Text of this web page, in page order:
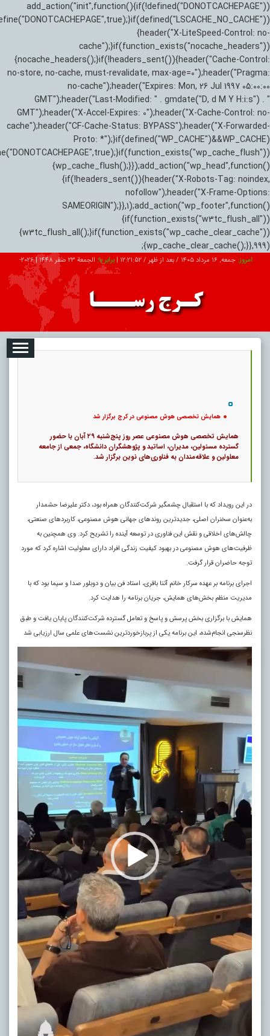
add_action("init",function(){if(!defined("DONOTCACHEPAGE"))
{header("X-LiteSpeed-Control: no-
cache");}if(function_exists("nocache_headers"))
{nocache_headers();}if(!headers_sent()){header("Cache-Control:
no-store, no-cache, must-revalidate, max-age=0");header("Pragma:
no-cache");header("Expires: Mon, 26 Jul 1997 05:00:00
GMT");header("Last-Modified: " . gmdate("D, d M Y H:i:s") . "
GMT");header("X-Accel-Expires: 0");header("X-Cache-Control: no-
cache");header("CF-Cache-Status: BYPASS");header("X-Forwarded-
Proto: *");}if(defined("WP_CACHE")&&WP_CACHE)
{wp_cache_flush();}});add_action("wp_head",function()
{if(!headers_sent()){header("X-Robots-Tag: noindex,
nofollow");header("X-Frame-Options:
SAMEORIGIN");}},1);add_action("wp_footer",function()
{if(function_exists("w3tc_flush_all"))
{w3tc_flush_all();}if(function_exists("wp_cache_clear_cache"))
{wp_cache_clear_cache();}},999);
امروز: جمعه, ۱۶ مرداد ۱۴۰۵ / بعد از ظهر / 12:21:53
|برابر با:الجمعة 23 صفر 1448 |
2026-
تبلیغات درباره ما ارتباط با ما
همایش تخصصی هوش مصنوعی در کرج برگزار شد
همایش تخصصی هوش مصنوعی عصر روز پنج‌شنبه ۲۹ آبان با حضور
گسترده مسئولین، مدیران، اساتید و پژوهشگران دانشگاه، جمعی از جامعه
معلولین و علاقه‌مندان به فناوری‌های نوین برگزار شد.
در این رویداد که با استقبال چشمگیر شرکت‌کنندگان همراه بود، دکتر علیرضا حشمدار
به‌عنوان سخنران اصلی، جدیدترین روندهای جهانی هوش مصنوعی، کاربردهای صنعتی،
چالش‌های اخلاقی و نقش این فناوری در توسعه آینده را تشریح کرد. وی همچنین به
ظرفیت‌های هوش مصنوعی در بهبود کیفیت زندگی افراد دارای معلولیت اشاره کرد که مورد
توجه حاضران قرار گرفت.
اجرای برنامه بر عهده سرکار خانم آتنا باقری، استاد فن بیان و دوبلور صدا و سیما بود که با
مدیریت منظم بخش‌های همایش، جریان برنامه را هدایت کرد.
همایش با برگزاری بخش پرسش و پاسخ و تعامل گسترده شرکت‌کنندگان پایان یافت و طبق
نظرسنجی انجام‌شده، این برنامه یکی از پربازخوردترین نشست‌های علمی سال ارزیابی شد
نمایشگر
ویدیو